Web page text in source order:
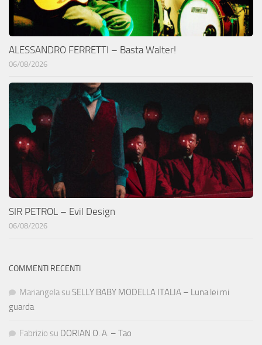
ALESSANDRO FERRETTI – Basta Walter!
06/08/2026
SIR PETROL – Evil Design
06/08/2026
COMMENTI RECENTI
Mariangela su SELLY BABY MODELLA ITALIA – Luna lei mi
guarda
Fabrizio su DORIAN O. A. – Tao